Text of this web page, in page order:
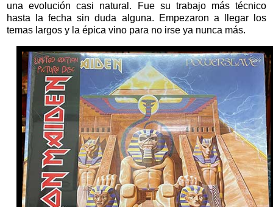
una evolución casi natural. Fue su trabajo más técnico
hasta la fecha sin duda alguna. Empezaron a llegar los
temas largos y la épica vino para no irse ya nunca más.